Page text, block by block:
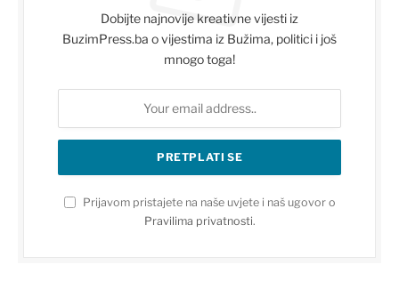
Dobijte najnovije kreativne vijesti iz
BuzimPress.ba o vijestima iz Bužima, politici i još
mnogo toga!
Prijavom pristajete na naše uvjete i naš ugovor o
Pravilima privatnosti.